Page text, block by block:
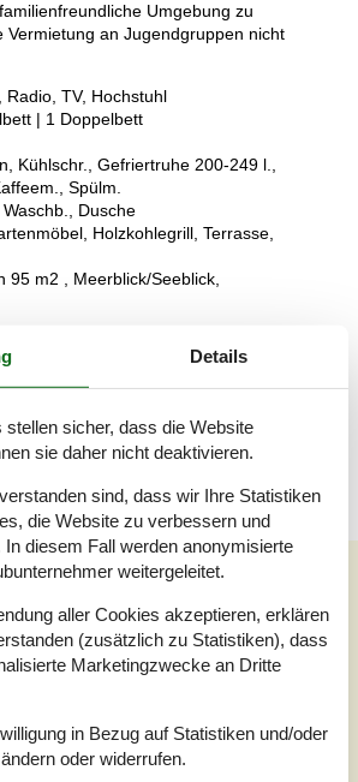
Umgebung zu
Vermietung an Jugendgruppen nicht
Radio, TV, Hochstuhl
| 1 Doppelbett
Kühlschr., Gefriertruhe 200-249 l.,
Spülm.
Dusche
Holzkohlegrill, Terrasse,
95 m2 , Meerblick/Seeblick,
Ihnen am Anreisetag ab 16:00 Uhr zur
Lock-fähig
Externe Bewertungen
Bewertung ist vom 21.05.2024
Details
stellen sicher, dass die Website
sie daher nicht deaktivieren.
sind, dass wir Ihre Statistiken
die Website zu verbessern und
diesem Fall werden anonymisierte
weitergeleitet.
aller Cookies akzeptieren, erklären
(zusätzlich zu Statistiken), dass
Marketingzwecke an Dritte
in Bezug auf Statistiken und/oder
oder widerrufen.